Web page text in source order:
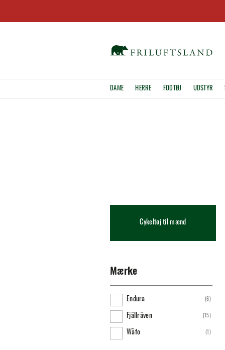
DAME HERRE FODTØJ UDSTYR
Cykeltøj til mænd
Mærke
Endura (6 )
Fjällräven ( 15 )
Wäfo